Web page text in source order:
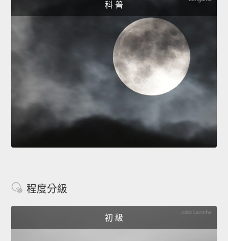
科 普
程度分級
初 級